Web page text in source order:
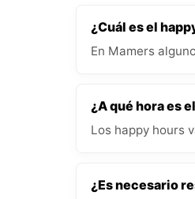
¿Cuál es el
En Mamers
¿A qué hora es
Los happy hours
¿Es necesario